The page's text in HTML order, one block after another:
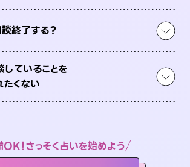
終了する？
ていることを
くない
！さっそく占いを始めよう